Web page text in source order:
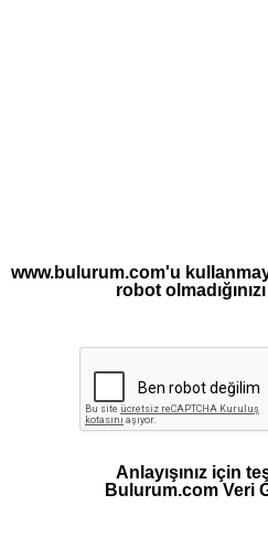
www.bulurum.com'u
robot
Anlayışınız için
Bulurum.com Veri